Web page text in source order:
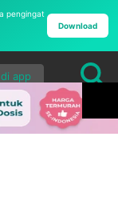
pengingat
Download
app